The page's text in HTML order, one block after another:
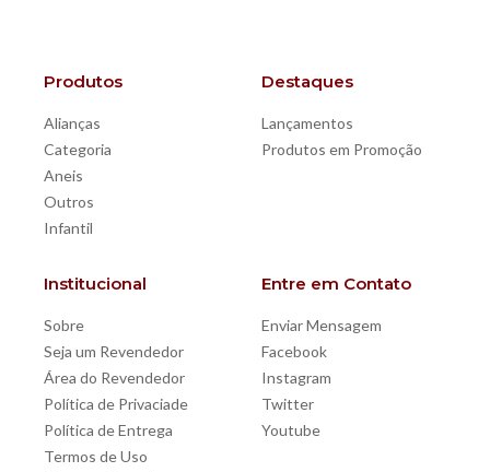
Produtos
Alianças
Categoria
Aneis
Outros
Infantil
Destaques
Lançamentos
Produtos em Promoção
Institucional
Sobre
Seja um Revendedor
Área do Revendedor
Política de Privaciade
Política de Entrega
Termos de Uso
Entre em Contato
Enviar Mensagem
Facebook
Instagram
Twitter
Youtube